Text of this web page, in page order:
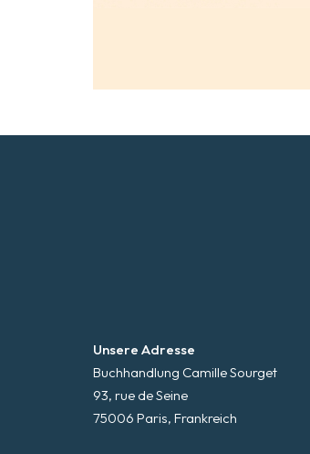
Unsere Adresse
Buchhandlung Camille Sourget
93, rue de Seine
75006 Paris, Frankreich